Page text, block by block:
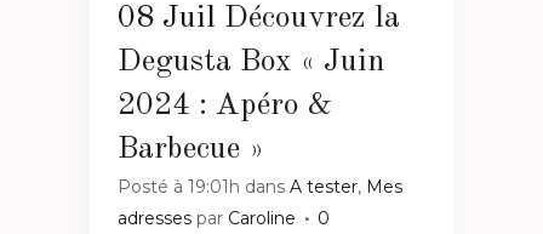
08 Juil Découvrez la
Degusta Box « Juin
2024 : Apéro &
Barbecue »
Posté à 19:01h dans A tester, Mes
adresses par Caroline
0